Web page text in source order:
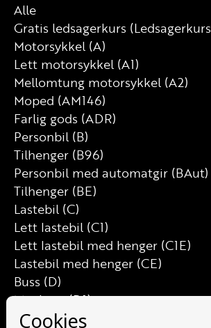
Alle
Gratis ledsagerkurs
Motorsykkel (A)
Lett motorsykkel (A1)
Mellomtung motorsykkel (A2)
Moped (AM146)
Farlig gods (ADR)
Personbil (B)
Tilhenger (B96)
Personbil med automatgir (BAut)
Tilhenger (BE)
Lastebil (C)
Lett lastebil (C1)
Lett lastebil med henger (C1E)
Lastebil med henger (CE)
Buss (D)
Minibuss (D1)
Minibuss med henger (D1E)